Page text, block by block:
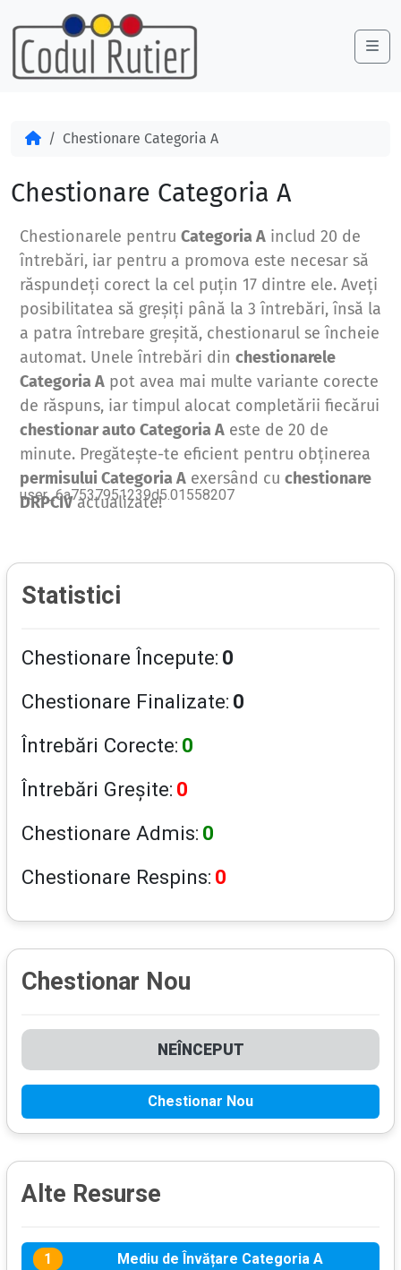
Skip to content
Skip to footer
AcasăChestionare Categoria A
Chestionare Categoria A
Chestionarele pentru Categoria A includ 20 de
întrebări, iar pentru a promova este necesar să
răspundeți corect la cel puțin 17 dintre ele. Aveți
posibilitatea să greșiți până la 3 întrebări, însă la
a patra întrebare greșită, chestionarul se încheie
automat. Unele întrebări din chestionarele
Categoria A pot avea mai multe variante corecte
de răspuns, iar timpul alocat completării fiecărui
chestionar auto Categoria A este de 20 de
minute. Pregătește-te eficient pentru obținerea
permisului Categoria A exersând cu chestionare
DRPCIVactualizate!
user_6a7537951239d5.01558207